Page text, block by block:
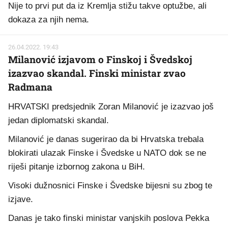
Nije to prvi put da iz Kremlja stižu takve optužbe, ali
dokaza za njih nema.
26.04.2022. 19:43
Milanović izjavom o Finskoj i Švedskoj
izazvao skandal. Finski ministar zvao
Radmana
HRVATSKI predsjednik Zoran Milanović je izazvao još
jedan diplomatski skandal.
Milanović je danas sugerirao da bi Hrvatska trebala
blokirati ulazak Finske i Švedske u NATO dok se ne
riješi pitanje izbornog zakona u BiH.
Visoki dužnosnici Finske i Švedske bijesni su zbog te
izjave.
Danas je tako finski ministar vanjskih poslova Pekka